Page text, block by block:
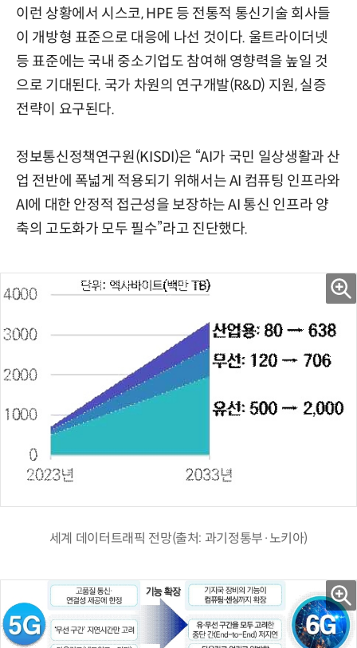
이런 상황에서 시스코, HPE 등 전통적 통신기술 회사들
이 개방형 표준으로 대응에 나선 것이다. 울트라이더넷
등 표준에는 국내 중소기업도 참여해 영향력을 높일 것
으로 기대된다. 국가 차원의 연구개발(R&D) 지원, 실증
전략이 요구된다.
정보통신정책연구원(KISDI)은 “AI가 국민 일상생활과 산
업 전반에 폭넓게 적용되기 위해서는 AI 컴퓨팅 인프라와
AI에 대한 안정적 접근성을 보장하는 AI 통신 인프라 양
축의 고도화가 모두 필수”라고 진단했다.
세계 데이터트래픽 전망(출처: 과기정통부·노키아)